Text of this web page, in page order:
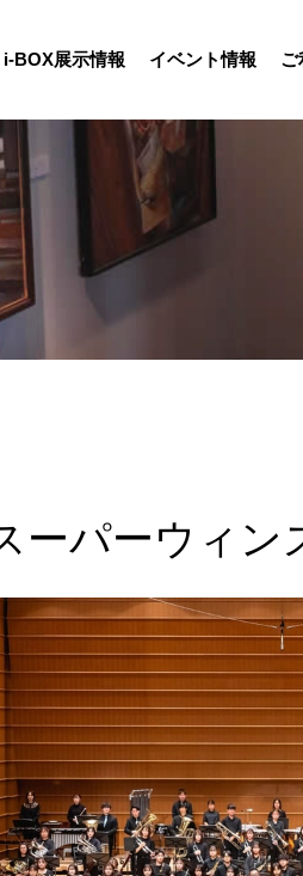
i-BOX展示情報 イベント情報 ご
ーパーウィ